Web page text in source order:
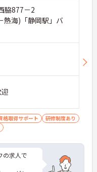
り
応
脇877－2
熱海)「静岡駅」バ
格取得サポート
研修制度あり
の求人で